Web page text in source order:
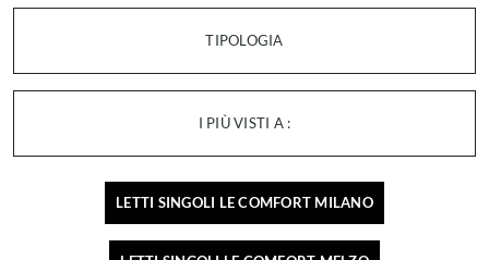
TIPOLOGIA
I PIÙ VISTI A :
LETTI SINGOLI LE COMFORT MILANO